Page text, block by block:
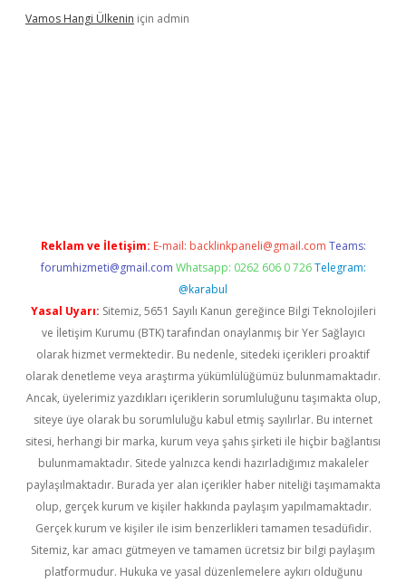
Vamos Hangi Ülkenin için admin
Reklam ve İletişim: E-mail: backlinkpaneli@gmail.com Teams:
forumhizmeti@gmail.com Whatsapp: 0262 606 0 726 Telegram:
@karabul
Yasal Uyarı: Sitemiz, 5651 Sayılı Kanun gereğince Bilgi Teknolojileri
ve İletişim Kurumu (BTK) tarafından onaylanmış bir Yer Sağlayıcı
olarak hizmet vermektedir. Bu nedenle, sitedeki içerikleri proaktif
olarak denetleme veya araştırma yükümlülüğümüz bulunmamaktadır.
Ancak, üyelerimiz yazdıkları içeriklerin sorumluluğunu taşımakta olup,
siteye üye olarak bu sorumluluğu kabul etmiş sayılırlar. Bu internet
sitesi, herhangi bir marka, kurum veya şahıs şirketi ile hiçbir bağlantısı
bulunmamaktadır. Sitede yalnızca kendi hazırladığımız makaleler
paylaşılmaktadır. Burada yer alan içerikler haber niteliği taşımamakta
olup, gerçek kurum ve kişiler hakkında paylaşım yapılmamaktadır.
Gerçek kurum ve kişiler ile isim benzerlikleri tamamen tesadüfidir.
Sitemiz, kar amacı gütmeyen ve tamamen ücretsiz bir bilgi paylaşım
platformudur. Hukuka ve yasal düzenlemelere aykırı olduğunu